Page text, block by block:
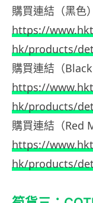
購買連結（黑色
https://
hk/products/
購買連結（
https://
hk/products/
購買連結（Red
https://
hk/products/